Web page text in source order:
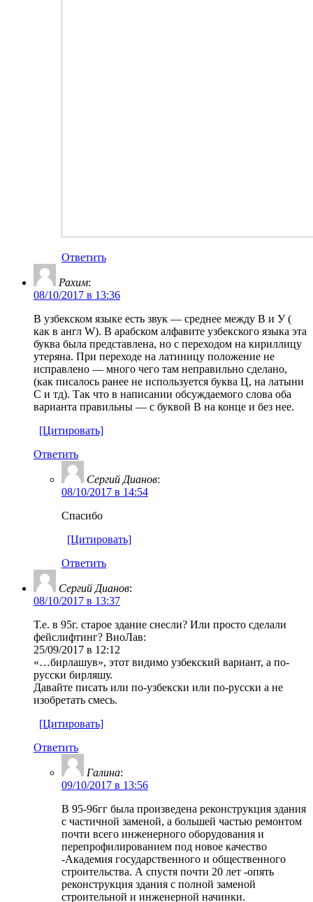
Ответить
Рахим:
08/10/2017 в 13:36
В узбекском языке есть звук — среднее между В и У (
как в англ W). В арабском алфавите узбекского языка эта
буква была представлена, но с переходом на кириллицу
утеряна. При переходе на латиницу положение не
исправлено — много чего там неправильно сделано,
(как писалось ранее не используется буква Ц, на латыни
С и тд). Так что в написании обсуждаемого слова оба
варианта правильны — c буквой В на конце и без нее.
[Цитировать]
Ответить
Сергий Дианов:
08/10/2017 в 14:54
Спасибо
[Цитировать]
Ответить
Сергий Дианов:
08/10/2017 в 13:37
Т.е. в 95г. старое здание снесли? Или просто сделали
фейслифтинг? ВиоЛав:
25/09/2017 в 12:12
«…бирлашув», этот видимо узбекский вариант, а по-
русски бирляшу.
Давайте писать или по-узбекски или по-русски а не
изобретать смесь.
[Цитировать]
Ответить
Галина:
09/10/2017 в 13:56
В 95-96гг была произведена реконструкция здания
с частичной заменой, а большей частью ремонтом
почти всего инженерного оборудования и
перепрофилированием под новое качество
-Академия государственного и общественного
строительства. А спустя почти 20 лет -опять
реконструкция здания с полной заменой
строительной и инженерной начинки.